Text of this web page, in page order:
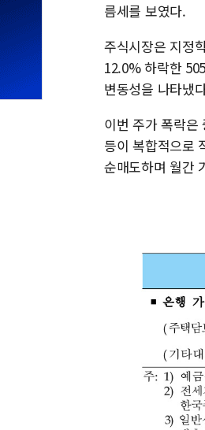
름세를 보였다.
주식시장은 지정
12.0% 하락한
변동성을 나타냈
이번 주가 폭락은
등이 복합적으로
순매도하며 월간